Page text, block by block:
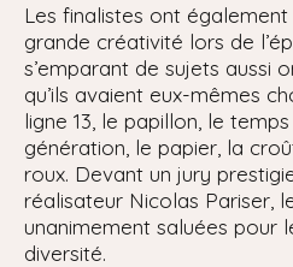
Les finalistes ont également
grande créativité lors de
s’emparant de sujets aussi
qu’ils avaient eux-mêmes
ligne 13, le papillon, le
génération, le papier, la
roux. Devant un jury
réalisateur Nicolas Pariser,
unanimement saluées pour
diversité.